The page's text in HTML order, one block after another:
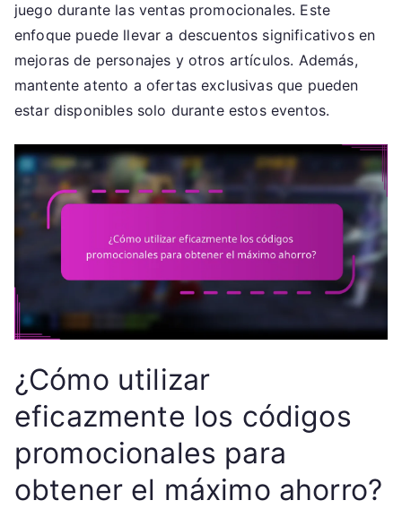
juego durante las ventas promocionales. Este
enfoque puede llevar a descuentos significativos en
mejoras de personajes y otros artículos. Además,
mantente atento a ofertas exclusivas que pueden
estar disponibles solo durante estos eventos.
¿Cómo utilizar
eficazmente los códigos
promocionales para
obtener el máximo ahorro?